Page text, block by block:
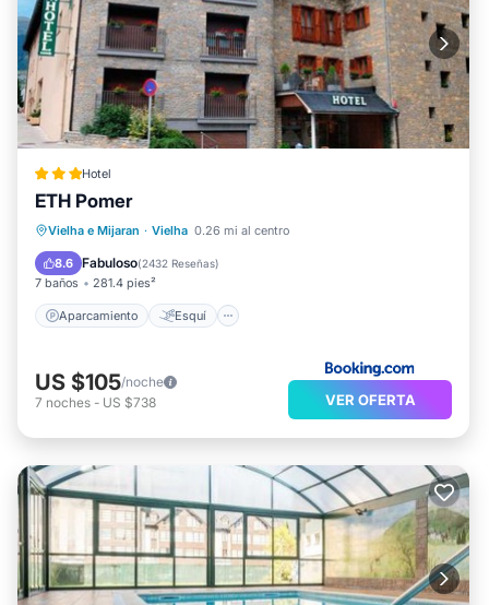
Hotel
ETH Pomer
Vielha e Mijaran · Vielha 0.26 mi al centro
8.6 Fabuloso(2432 Reseñas)
7 baños 281.4 pies²
Aparcamiento Esquí
Aparcamiento
Esquí
Balcón/Terraza
US $105/noche
7 noches - US $738 VER OFERTA